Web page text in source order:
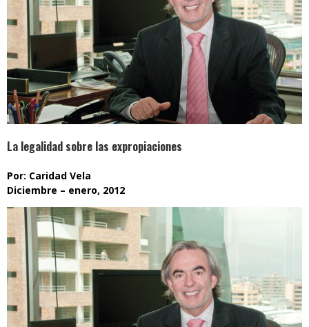
La legalidad sobre las expropiaciones
Por: Caridad Vela
Diciembre – enero, 2012